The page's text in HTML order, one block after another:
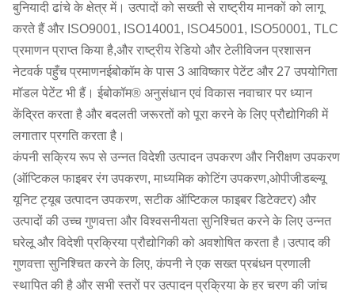
बुनियादी ढांचे के क्षेत्र में। उत्पादों को सख्ती से राष्ट्रीय मानकों को लागू
करते हैं और ISO9001, ISO14001, ISO45001, ISO50001, TLC
प्रमाणन प्राप्त किया है,और राष्ट्रीय रेडियो और टेलीविजन प्रशासन
नेटवर्क पहुँच प्रमाणनईबोकॉम के पास 3 आविष्कार पेटेंट और 27 उपयोगिता
मॉडल पेटेंट भी हैं। ईबोकॉम® अनुसंधान एवं विकास नवाचार पर ध्यान
केंद्रित करता है और बदलती जरूरतों को पूरा करने के लिए प्रौद्योगिकी में
लगातार प्रगति करता है।
कंपनी सक्रिय रूप से उन्नत विदेशी उत्पादन उपकरण और निरीक्षण उपकरण
(ऑप्टिकल फाइबर रंग उपकरण, माध्यमिक कोटिंग उपकरण,ओपीजीडब्ल्यू
यूनिट ट्यूब उत्पादन उपकरण, सटीक ऑप्टिकल फाइबर डिटेक्टर) और
उत्पादों की उच्च गुणवत्ता और विश्वसनीयता सुनिश्चित करने के लिए उन्नत
घरेलू और विदेशी प्रक्रिया प्रौद्योगिकी को अवशोषित करता है।उत्पाद की
गुणवत्ता सुनिश्चित करने के लिए, कंपनी ने एक सख्त प्रबंधन प्रणाली
स्थापित की है और सभी स्तरों पर उत्पादन प्रक्रिया के हर चरण की जांच